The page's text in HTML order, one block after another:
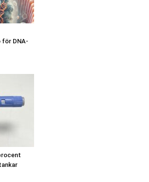
för DNA-